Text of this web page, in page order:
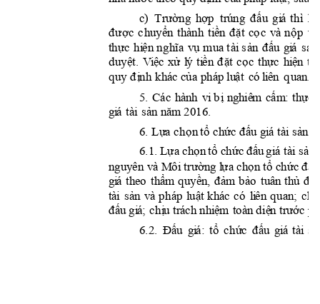
c)       
        
         
         
       
       t
    
6.      
6.1.     
     
giá theo      
         
 ;     
   t     